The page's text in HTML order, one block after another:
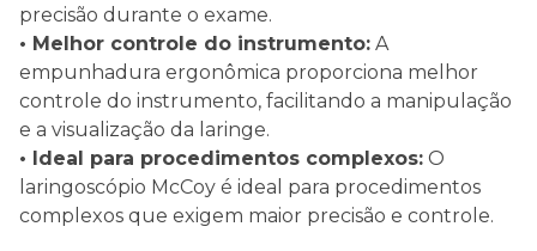
precisão durante o exame.
• Melhor controle do instrumento: A
empunhadura ergonômica proporciona melhor
controle do instrumento, facilitando a manipulação
e a visualização da laringe.
• Ideal para procedimentos complexos: O
laringoscópio McCoy é ideal para procedimentos
complexos que exigem maior precisão e controle.